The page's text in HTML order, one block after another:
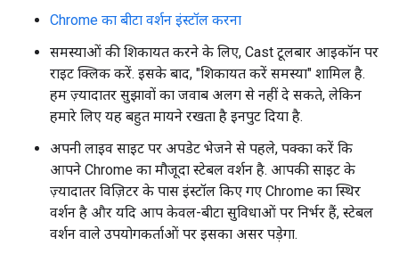
Chrome का बीटा वर्शन इंस्टॉल करना
समस्याओं की शिकायत करने के लिए, Cast टूलबार आइकॉन पर
राइट क्लिक करें. इसके बाद, "शिकायत करें समस्या" शामिल है.
हम ज़्यादातर सुझावों का जवाब अलग से नहीं दे सकते, लेकिन
हमारे लिए यह बहुत मायने रखता है इनपुट दिया है.
अपनी लाइव साइट पर अपडेट भेजने से पहले, पक्का करें कि
आपने Chrome का मौजूदा स्टेबल वर्शन है. आपकी साइट के
ज़्यादातर विज़िटर के पास इंस्टॉल किए गए Chrome का स्थिर
वर्शन है और यदि आप केवल-बीटा सुविधाओं पर निर्भर हैं, स्टेबल
वर्शन वाले उपयोगकर्ताओं पर इसका असर पड़ेगा.